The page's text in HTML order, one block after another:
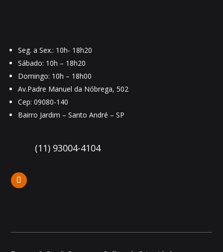
Seg. a Sex.: 10h- 18h20
Sábado: 10h – 18h20
Domingo: 10h – 18h00
Av.Padre Manuel da Nóbrega, 502
Cep: 09080-140
Bairro Jardim – Santo André – SP
(11) 93004-4104